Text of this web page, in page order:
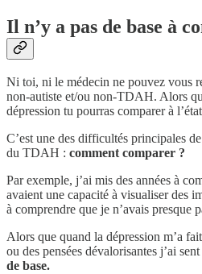
Il n’y a pas de base à
Ni toi, ni le médecin ne pouvez vous
non-autiste et/ou non-TDAH. Alors
dépression tu pourras comparer à
C’est une des difficultés principales
du TDAH : comment comparer ?
Par exemple, j’ai mis des années à
avaient une capacité à visualiser des
à comprendre que je n’avais presque
Alors que quand la dépression m’a
ou des pensées dévalorisantes j’ai sent
de base.